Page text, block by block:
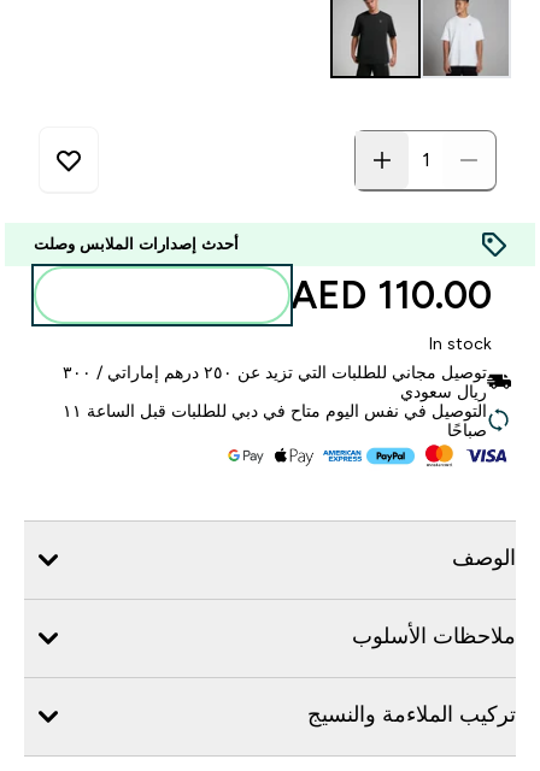
أحدث إصدارات الملابس وصلت
110.00 AED‎
In stock
توصيل مجاني للطلبات التي تزيد عن ٢٥٠ درهم إماراتي / ٣٠٠
ريال سعودي
التوصيل في نفس اليوم متاح في دبي للطلبات قبل الساعة ١١
صباحًا
الوصف
ملاحظات الأسلوب
تركيب الملاءمة والنسيج